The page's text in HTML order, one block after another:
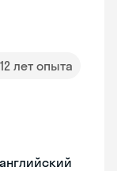
12 лет опыта